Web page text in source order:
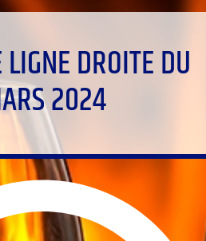
DROITE DU
2024